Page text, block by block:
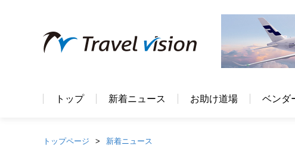
トップ 新着ニュース お助け道場 ベンダ
トップページ 新着ニュース